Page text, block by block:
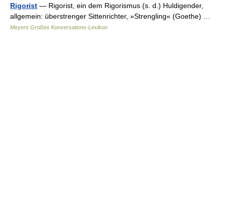
Rigorist — Rigorist, ein dem Rigorismus (s. d.) Huldigender,
allgemein: überstrenger Sittenrichter, »Strengling« (Goethe) …
Meyers Großes Konversations-Lexikon